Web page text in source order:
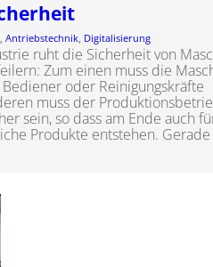
, Antriebstechnik, Digitalisierung
ruht die Sicherheit von
Zum einen muss die
oder Reinigungskräfte
muss der
sein, so dass am Ende auch
Produkte entstehen. Gerade